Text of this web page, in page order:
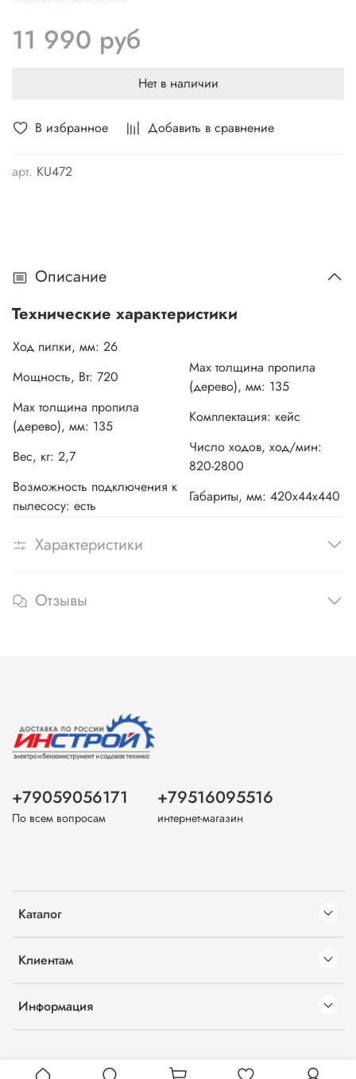
В избранное Добавить в сравнение
арт. KU472
древесину до 135 мм. Сравнительно небольшой вес
инструмента — 2,7 кг не даст руке устать при работе на
протяжении долгого времени
11 990 руб
Нет в наличии
Описание
Технические характеристики
Ход пилки, мм: 26
Мощность, Вт: 720
Мах толщина пропила
(дерево), мм: 135
Мах толщина пропила
(дерево), мм: 135
Комплектация: кейс
Вес, кг: 2,7
Число ходов, ход/мин:
820-2800
Возможность подключения к
пылесосу: есть
Габариты, мм: 420x44x440
Характеристики
Отзывы
Каталог
Клиентам
Информация
+79059056171
По всем вопросам
+79516095516
интернет-магазин